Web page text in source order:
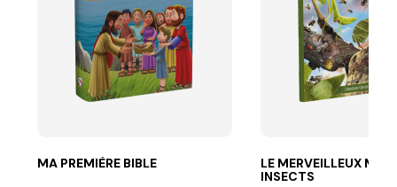
MA PREMIÈRE BIBLE
LE MERVEILLEUX
INSECTS